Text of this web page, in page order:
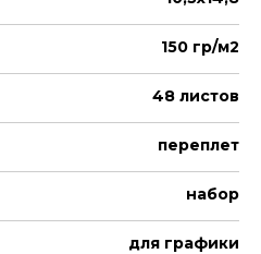
150 гр/м2
48 листов
переплет
набор
для графики